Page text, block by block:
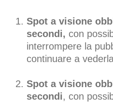
Spot a visione
secondi, con
interrompere la
continuare a
Spot a visione
secondi, con